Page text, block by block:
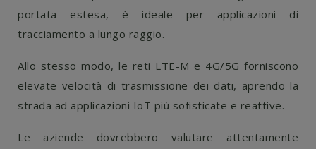
portata estesa, è ideale per applicazioni di
tracciamento a lungo raggio.
Allo stesso modo, le reti LTE-M e 4G/5G forniscono
elevate velocità di trasmissione dei dati, aprendo la
strada ad applicazioni IoT più sofisticate e reattive.
Le aziende dovrebbero valutare attentamente